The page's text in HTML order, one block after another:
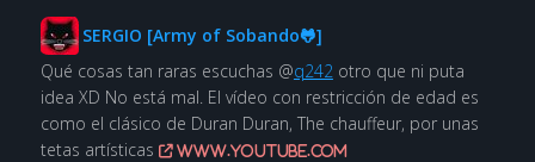
SERGIO [Army of Sobando🐸]
Qué cosas tan raras escuchas @q242 otro que ni puta
idea XD No está mal. El vídeo con restricción de edad es
como el clásico de Duran Duran, The chauffeur, por unas
tetas artísticas
www.youtube.com